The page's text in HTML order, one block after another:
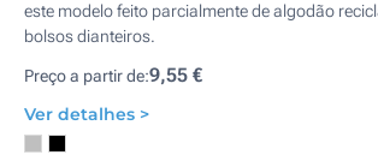
este modelo feito parcialmente de algodão
bolsos dianteiros.
Preço a partir de:9,55 €
Ver detalhes >